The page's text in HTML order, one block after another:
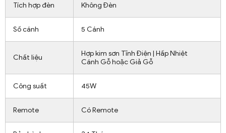
Tích hợp đèn Không Đèn
Số cánh 5 Cánh
Chất liệu
Hợp kim sơn Tĩnh Điện | Hấp Nhiệt
Cánh Gỗ hoặc Giả Gỗ
Công suất 45W
Remote Có Remote